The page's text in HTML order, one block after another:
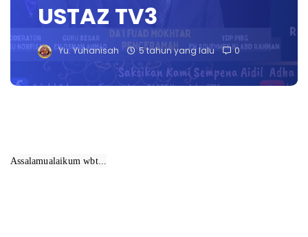
USTAZ TV3
Yu. Yuhanisah 5 tahun yang lalu 0
Assalamualaikum wbt...